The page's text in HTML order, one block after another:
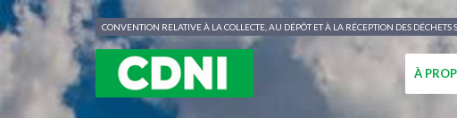
CONVENTION RELATIVE À LA COLLECTE, AU DÉPÔT ET À LA RÉCEPTION DES
À
Panneau de gestion des cookies